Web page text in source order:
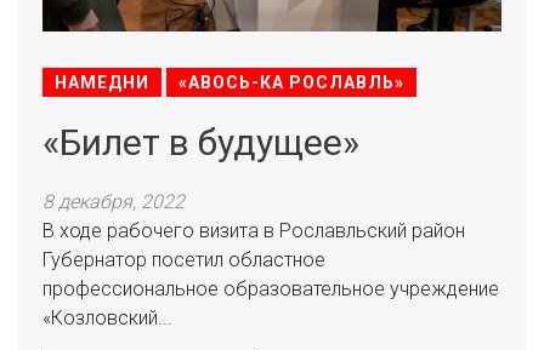
НАМЕДНИ «АВОСЬ-КА РОСЛАВЛЬ»
«Билет в будущее»
8 декабря, 2022
В ходе рабочего визита в Рославльский район
Губернатор посетил областное
профессиональное образовательное учреждение
«Козловский...